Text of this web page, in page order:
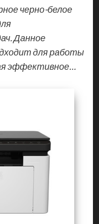
черно-белое
Данное
для работы
эффективное…